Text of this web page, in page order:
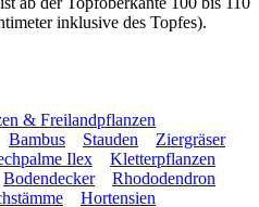
inklusive des Topfes).
& Freilandpflanzen
Bambus Stauden
Ziergräser
Ilex
Kletterpflanzen
Bodendecker
Rhododendron
Hortensien